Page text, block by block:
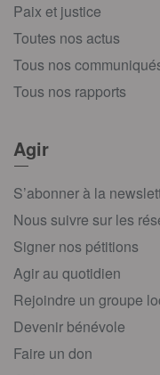
Paix et justice
Toutes nos actus
Tous nos
Tous nos rapports
Agir
S’abonner à la
Nous suivre sur les
Signer nos pétitions
Agir au quotidien
Rejoindre un groupe
Devenir bénévole
Faire un don